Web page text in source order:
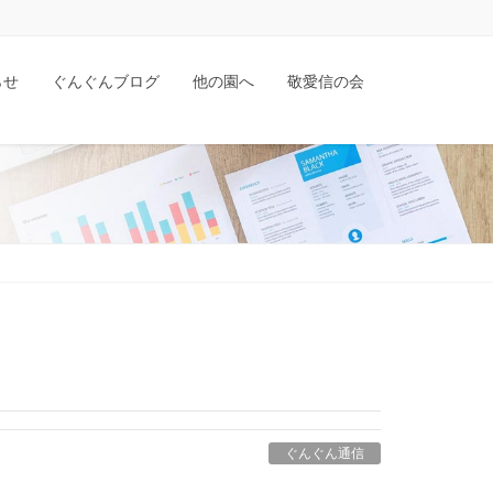
せ ぐんぐんブログ 他の園へ 敬愛信の会
ぐんぐん通信